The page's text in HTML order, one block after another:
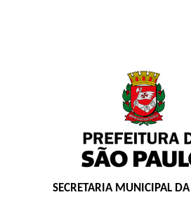
SECRETARIA MUNICIPAL